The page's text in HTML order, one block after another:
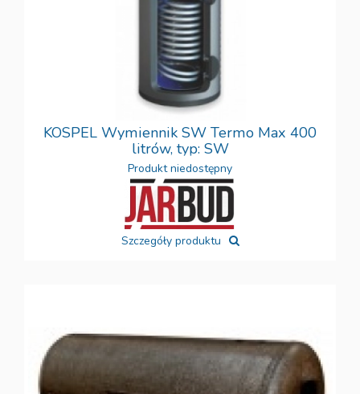
KOSPEL Wymiennik SW Termo Max 400
litrów, typ: SW
Produkt niedostępny
Szczegóły produktu